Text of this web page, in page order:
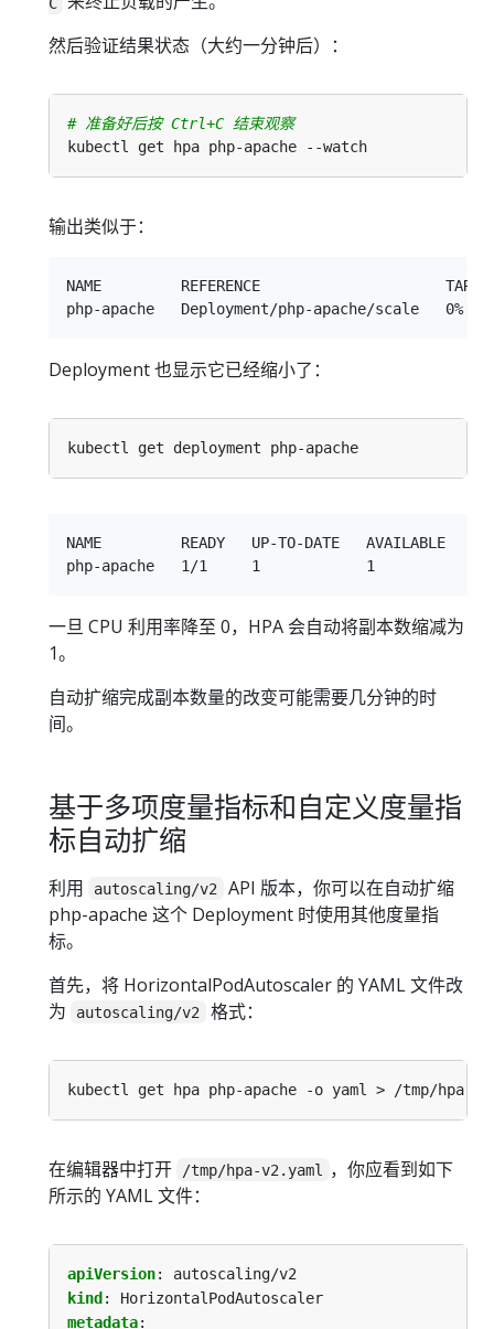
然后验证结果状态（大约一分钟后）：
# 准备好后按 Ctrl+C 结束观察
输出类似于：
NAME         REFERENCE                     TARGET
Deployment 也显示它已经缩小了：
NAME         READY   UP-TO-DATE   AVAILABLE
一旦 CPU 利用率降至 0，HPA 会自动将副本数缩减为
1。
自动扩缩完成副本数量的改变可能需要几分钟的时
间。
基于多项度量指标和自定义度量指
标自动扩缩
利用 autoscaling/v2
API 版本，你可以在自动扩缩
php-apache 这个 Deployment 时使用其他度量指
标。
首先，将 HorizontalPodAutoscaler 的 YAML 文件改
为
autoscaling/v2 格式：
在编辑器中打开 /tmp/hpa-v2.yaml
，你应看到如下
所示的 YAML 文件：
apiVersion:
autoscaling/v2
kind :
HorizontalPodAutoscaler
metadata: